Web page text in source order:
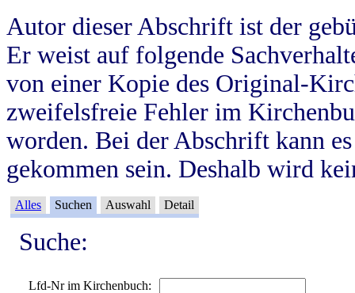
Autor dieser Abschrift ist der
Er weist auf folgende
von einer Kopie des Original-
zweifelsfreie Fehler im
worden. Bei der Abschrift kann
gekommen sein. Deshalb wird
Alles Suchen Auswahl Detail
Suche:
Lfd-Nr im Kirchenbuch: